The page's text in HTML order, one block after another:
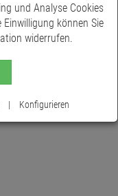
werden Sie
Gestaltung Ihrer
zum Leben.
einladende Stimmung
freien Lauf und
Körbe oder
44 cm in der Länge
Spielraum für
und Analyse Cookies
können Sie
widerrufen.
| Konfigurieren